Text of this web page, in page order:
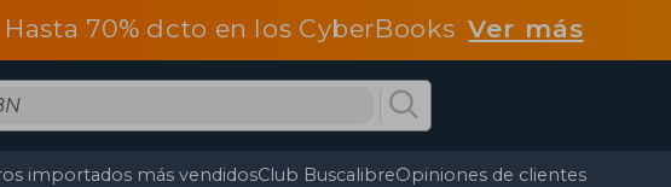
70% dcto en los CyberBooksVer más
importados más vendidosClub BuscalibreOpiniones de clientes